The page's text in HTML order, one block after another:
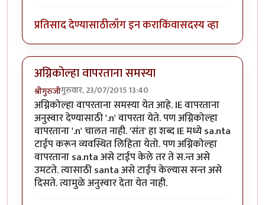
प्रतिसाद देण्यासाठीलॉग इन कराकिंवासदस्य व्हा
अग्निकोल्हा वापरताना समस्या
श्रीगुरुजीगुरुवार, 23/07/2015 13:40
अग्निकोल्हा वापरताना समस्या येत आहे. IE वापरताना
अनुस्वार देण्यासाठी '.n' वापरता येते. पण अग्निकोल्हा
वापरताना '.n' चालत नाही. 'संत' हा शब्द IE मध्ये sa.nta
टाईप करून व्यवस्थित लिहिता येतो. पण अग्निकोल्हा
वापरताना sa.nta असे टाईप केले तर ते स.न्त असे
उमटते. त्यासाठी santa असे टाईप केल्यास सन्त असे
दिसते. त्यामुळे अनुस्वार देता येत नाही.